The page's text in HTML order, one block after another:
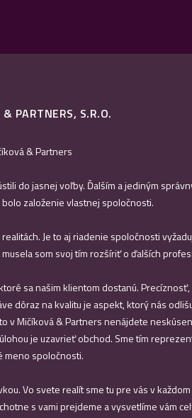
& PARTNERS, S.R.O.
& Partners
do jasnej voľby. Ďalším a jediným
založenie vlastnej spoločnosti.
Je to aj riadenie spoločnosti
som svoj tím rozšíriť o ďalších
sa našim klientom dostanú.
dôraz na kvalitu je aspekt, ktorý nás
v Mičíková & Partners nenájdete
je uzavrieť obchod. Sme tím
meno spoločnosti.
Vo svete realít sme tu pre vás v
s vami prejdeme a vysvetlíme vám